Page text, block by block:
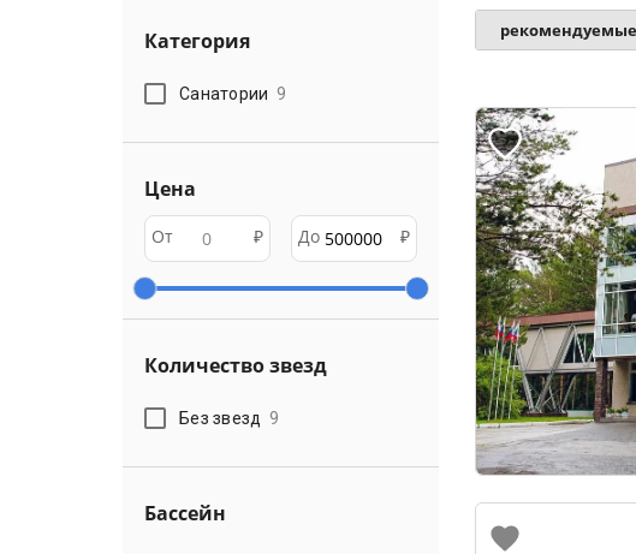
Категория
Санатории 9
Цена
От ₽ До ₽
Количество звезд
Без звезд 9
Бассейн
рекомендуемые